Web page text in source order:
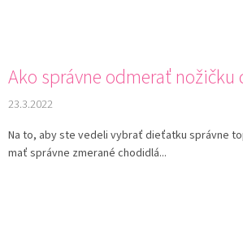
Ako správne odmerať nožičku
23.3.2022
Na to, aby ste vedeli vybrať dieťatku správne
mať správne zmerané chodidlá...